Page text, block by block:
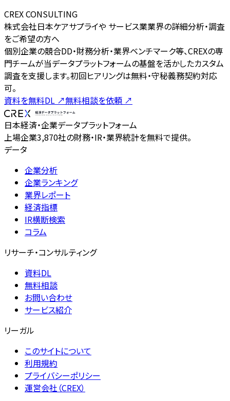
CREX CONSULTING
株式会社日本ケアサプライや サービス業業界の詳細分析・調査
をご希望の方へ
個別企業の競合DD・財務分析・業界ベンチマーク等、CREXの専
門チームが当データプラットフォームの基盤を活かしたカスタム
調査を支援します。初回ヒアリングは無料・守秘義務契約対応
可。
資料を無料DL ↗無料相談を依頼 ↗
日本経済・企業データプラットフォーム
上場企業3,870社の財務・IR・業界統計を無料で提供。
データ
企業分析
企業ランキング
業界レポート
経済指標
IR横断検索
コラム
リサーチ・コンサルティング
資料DL
無料相談
お問い合わせ
サービス紹介
リーガル
このサイトについて
利用規約
プライバシーポリシー
運営会社（CREX）